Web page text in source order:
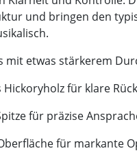
und bringen den
mit etwas stärkerem
Hickoryholz für klare
für präzise
für markante